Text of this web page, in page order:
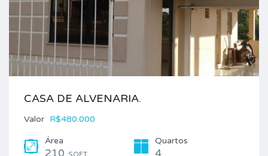
CASA DE ALVENARIA.
Valor R$480.000
Área
210
Quartos
4